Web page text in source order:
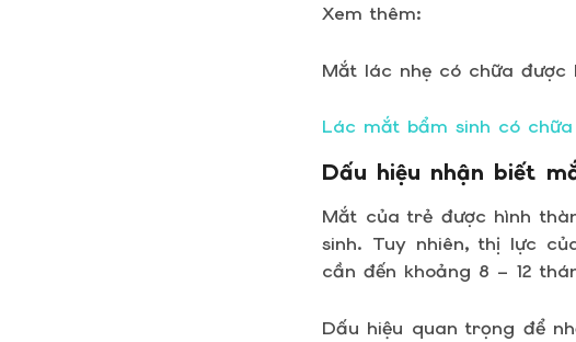
Xem thêm:
Mắt lác nhẹ có chữa được
Lác mắt bẩm sinh có
Dấu hiệu nhận biết
Mắt của trẻ được hình
sinh. Tuy nhiên, thị lực
cần đến khoảng 8 – 12
Dấu hiệu quan trọng để